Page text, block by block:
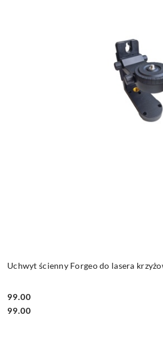
Uchwyt ścienny Forgeo do lasera
Cena:
99.00
Cena:
99.00